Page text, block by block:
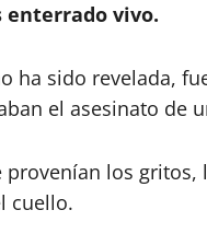
enterrado vivo.
ha sido revelada,
el asesinato de
provenían los
cuello.